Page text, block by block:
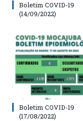
Boletim COVID-19
(14/09/2022)
Boletim COVID-19
(17/08/2022)